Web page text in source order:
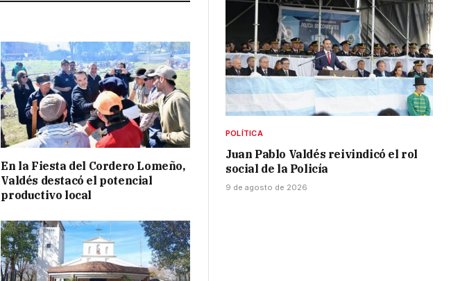
En la Fiesta del Cordero Lomeño,
Valdés destacó el potencial
productivo local
POLÍTICA
Juan Pablo Valdés reivindicó el rol
social de la Policía
9 de agosto de 2026